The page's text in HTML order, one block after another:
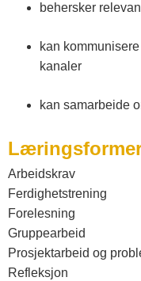
behersker
kan
kanaler
kan samarbeide
Arbeidskrav
Ferdighetstrening
Forelesning
Gruppearbeid
Prosjektarbeid og
Refleksjon